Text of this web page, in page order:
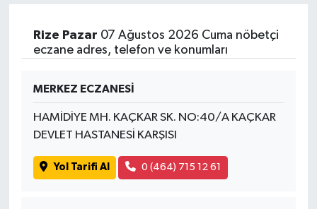
Rize Pazar 07 Ağustos 2026 Cuma nöbetçi
eczane adres, telefon ve konumları
MERKEZ ECZANESİ
HAMİDİYE MH. KAÇKAR SK. NO:40/A KAÇKAR
DEVLET HASTANESİ KARŞISI
Yol Tarifi Al 0 (464) 715 12 61